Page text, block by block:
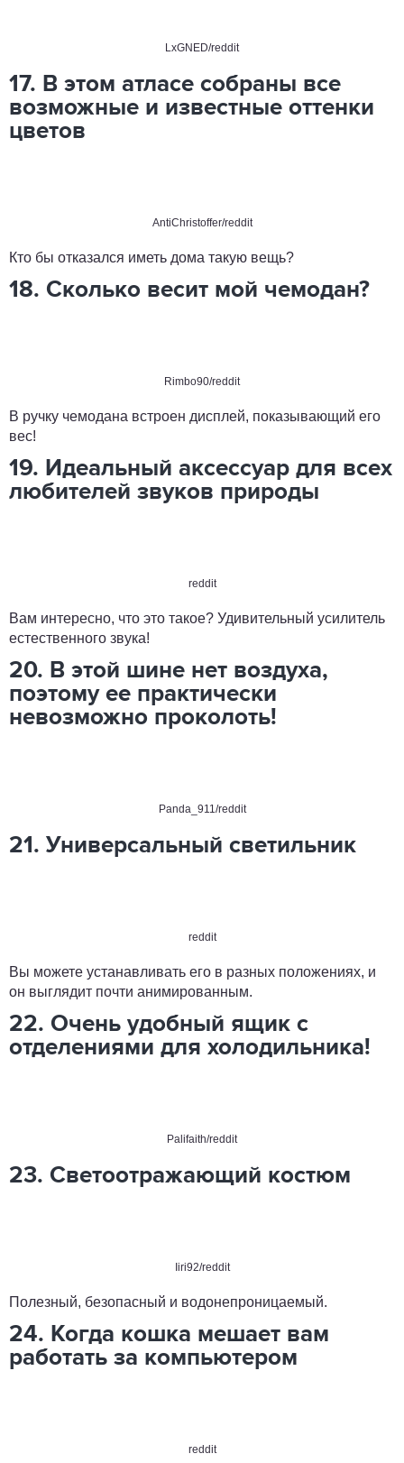
LxGNED/reddit
17. В этом атласе собраны все
возможные и известные оттенки
цветов
AntiChristoffer/reddit
Кто бы отказался иметь дома такую вещь?
18. Сколько весит мой чемодан?
Rimbo90/reddit
В ручку чемодана встроен дисплей, показывающий его
вес!
19. Идеальный аксессуар для всех
любителей звуков природы
reddit
Вам интересно, что это такое? Удивительный усилитель
естественного звука!
20. В этой шине нет воздуха,
поэтому ее практически
невозможно проколоть!
Panda_911/reddit
21. Универсальный светильник
reddit
Вы можете устанавливать его в разных положениях, и
он выглядит почти анимированным.
22. Очень удобный ящик с
отделениями для холодильника!
Palifaith/reddit
23. Светоотражающий костюм
Iiri92/reddit
Полезный, безопасный и водонепроницаемый.
24. Когда кошка мешает вам
работать за компьютером
reddit